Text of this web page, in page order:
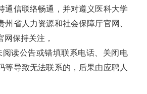
通信联络畅通，并对遵义医科大学
州省人力资源和社会保障厅官网、
网保持关注，
阅读公告或错填联系电话、关闭电
等导致无法联系的，后果由应聘人